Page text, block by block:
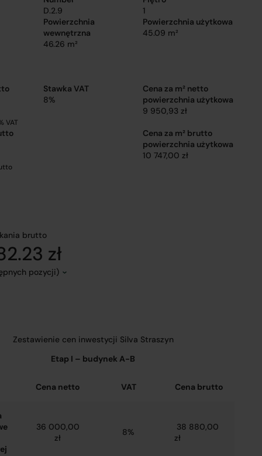
D.2.9
1
Powierzchnia
wewnętrzna
46.26 m²
Powierzchnia użytkowa
45.09 m²
VAT
Stawka VAT
8%
Cena za m² netto
powierzchnia użytkowa
9 950,93 zł
Cena za m² brutto
powierzchnia użytkowa
10 747,00 zł
brutto
zł
pozycji)
Zestawienie cen inwestycji Silva Straszyn
Etap I – budynek A-B
Cena netto VAT Cena brutto
36 000,00
zł
8%
38 880,00
zł